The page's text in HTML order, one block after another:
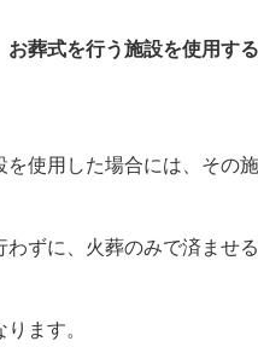
お葬式を行う施設を使用す
使用した場合には、その
ずに、火葬のみで済ませ
ます。